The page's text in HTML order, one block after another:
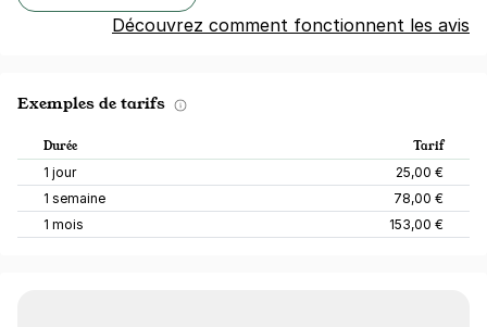
Découvrez comment fonctionnent les avis
Exemples de tarifs
Durée Tarif
1 jour
25,00 €
1 semaine
78,00 €
1 mois
153,00 €